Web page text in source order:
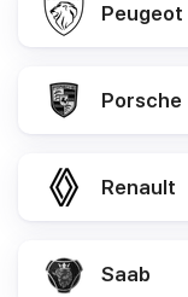
Peugeot
Porsche
Renault
Saab